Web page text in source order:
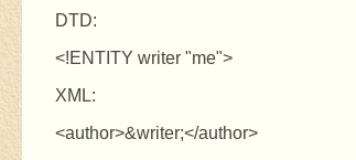
DTD:
<!ENTITY writer "me">
XML:
<author>&writer;</author>